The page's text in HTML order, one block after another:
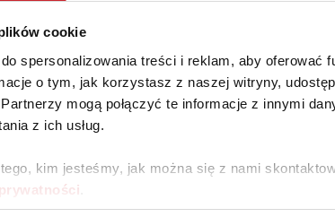
cookie
spersonalizowania treści i reklam, aby oferować
o tym, jak korzystasz z naszej witryny,
mogą połączyć te informacje z innymi
z ich usług.
kim jesteśmy, jak można się z nami
ulegnie awarii, zostanie uszkodzony lub
iSpot Care to polisa dostępna w trzech
Uszkodzenie (zniszczenie, uszkodzenie, zalanie,
zalanie, dewastacja, kradzież z
do gier